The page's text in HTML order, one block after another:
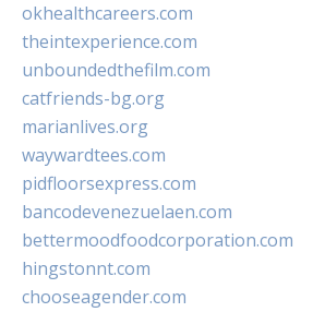
okhealthcareers.com
theintexperience.com
unboundedthefilm.com
catfriends-bg.org
marianlives.org
waywardtees.com
pidfloorsexpress.com
bancodevenezuelaen.com
bettermoodfoodcorporation.com
hingstonnt.com
chooseagender.com